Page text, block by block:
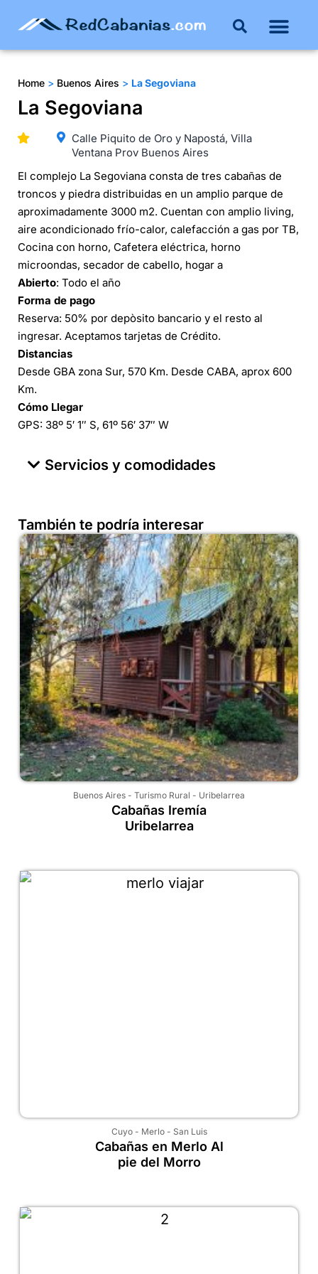
Home > Buenos Aires > La Segoviana
La Segoviana
Calle Piquito de Oro y Napostá, Villa
Ventana Prov Buenos Aires
El complejo La Segoviana consta de tres cabañas de
troncos y piedra distribuidas en un amplio parque de
aproximadamente 3000 m2. Cuentan con amplio living,
aire acondicionado frío-calor, calefacción a gas por TB,
Cocina con horno, Cafetera eléctrica, horno
microondas, secador de cabello, hogar a
Abierto: Todo el año
Forma de pago
Reserva: 50% por depòsito bancario y el resto al
ingresar. Aceptamos tarjetas de Crédito.
Distancias
Desde GBA zona Sur, 570 Km. Desde CABA, aprox 600
Km.
Cómo Llegar
GPS: 38º 5′ 1″ S, 61º 56′ 37″ W
Servicios y comodidades
También te podría interesar
Buenos Aires - Turismo Rural - Uribelarrea
Cabañas Iremía
Uribelarrea
Cuyo- Merlo- San Luis
Cabañas en Merlo Al
pie del Morro